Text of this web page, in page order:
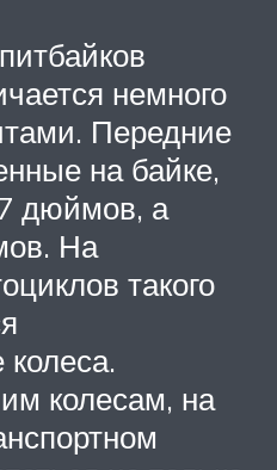
немного
Передние
на байке,
дюймов, а
На
такого
колесам, на